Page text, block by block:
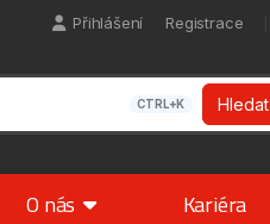
Přihlášení Registrace
CTRL+K Hledat
O nás Kariéra